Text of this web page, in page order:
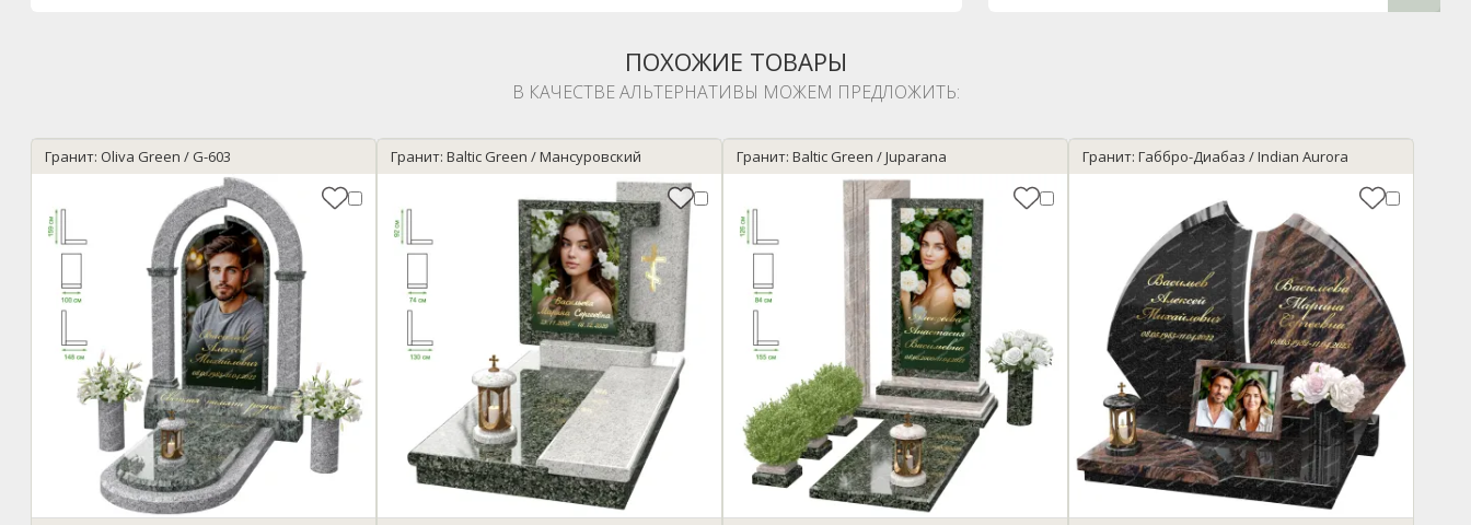
ПОХОЖИЕ ТОВАРЫ
В КАЧЕСТВЕ АЛЬТЕРНАТИВЫ МОЖЕМ ПРЕДЛОЖИТЬ:
Гранит: Oliva Green / G-603 Гранит: Baltic Green / Мансуровский Гранит: Baltic Green / Juparana Гранит: Габбро-Диабаз / Indian Aurora